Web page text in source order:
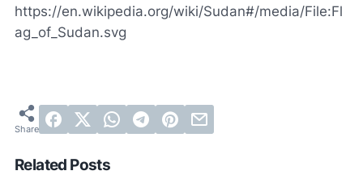
https://en.wikipedia.org/wiki/Sudan#/media/File:Fl
ag_of_Sudan.svg
Related Posts